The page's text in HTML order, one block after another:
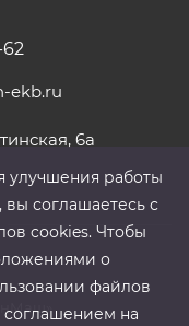
62
ekb.ru
6а
улучшения работы
вы соглашаетесь с
cооkies. Чтобы
о
файлов
соглашением на